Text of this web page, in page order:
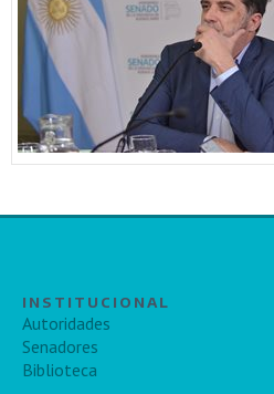
INSTITUCIONAL
Autoridades
Senadores
Biblioteca